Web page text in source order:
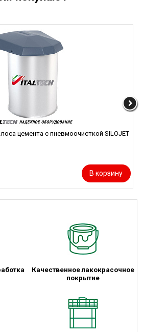
цемента с пневмоочисткой SILOJET
В корзину
Качественное лакокрасочное
покрытие